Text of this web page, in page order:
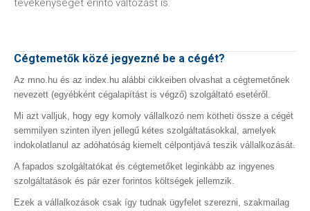
tevékenységét érintő változást is.
Cégtemetők közé jegyezné be a cégét?
Az mno.hu és az index.hu alábbi cikkeiben olvashat a cégtemetőnek
nevezett (egyébként cégalapítást is végző) szolgáltató esetéről.
Mi azt valljuk, hogy egy komoly vállalkozó nem kötheti össze a cégét
semmilyen szinten ilyen jellegű kétes szolgáltatásokkal, amelyek
indokolatlanul az adóhatóság kiemelt célpontjává teszik vállalkozását.
A fapados szolgáltatókat és cégtemetőket leginkább az ingyenes
szolgáltatások és pár ezer forintos költségek jellemzik.
Ezek a vállalkozások csak így tudnak ügyfelet szerezni, szakmailag